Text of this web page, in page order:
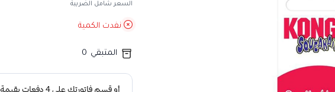
السعر شامل الضريبة
نفدت الكمية
المتبقي 0